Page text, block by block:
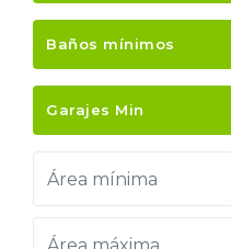
Baños mínimos
Garajes Min